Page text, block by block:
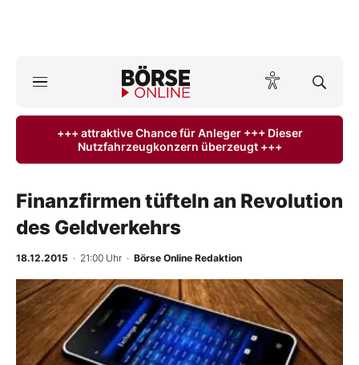
ktuelle Ausgabe BÖRSE ONLINE lesen
Anlageprodukte
Finanz-Check
BO-Musterdepots
Experten
+++ attraktive Chance für Anleger +++ Dieser
Nutzfahrzeugkonzern überzeugt +++
Finanzfirmen tüfteln an Revolution
des Geldverkehrs
18.12.2015 · 21:00 Uhr · Börse Online Redaktion
-%